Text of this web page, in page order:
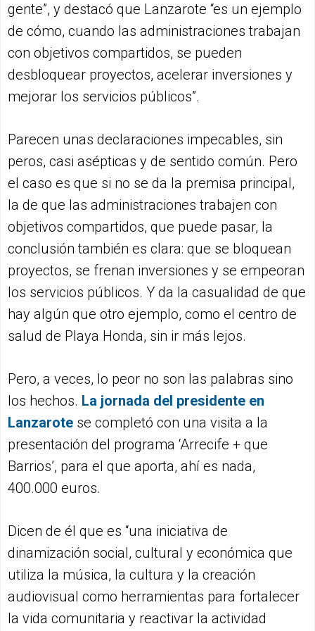
gente”, y destacó que Lanzarote “es un ejemplo
de cómo, cuando las administraciones trabajan
con objetivos compartidos, se pueden
desbloquear proyectos, acelerar inversiones y
mejorar los servicios públicos”.
Parecen unas declaraciones impecables, sin
peros, casi asépticas y de sentido común. Pero
el caso es que si no se da la premisa principal,
la de que las administraciones trabajen con
objetivos compartidos, que puede pasar, la
conclusión también es clara: que se bloquean
proyectos, se frenan inversiones y se empeoran
los servicios públicos. Y da la casualidad de que
hay algún que otro ejemplo, como el centro de
salud de Playa Honda, sin ir más lejos.
Pero, a veces, lo peor no son las palabras sino
los hechos. La jornada del presidente en
Lanzarote se completó con una visita a la
presentación del programa ‘Arrecife + que
Barrios’, para el que aporta, ahí es nada,
400.000 euros.
Dicen de él que es “una iniciativa de
dinamización social, cultural y económica que
utiliza la música, la cultura y la creación
audiovisual como herramientas para fortalecer
la vida comunitaria y reactivar la actividad